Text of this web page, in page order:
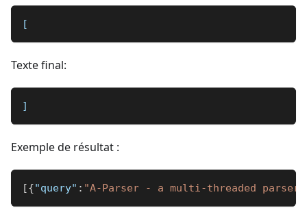
[
Texte final:
]
Exemple de résultat :
[{"query" : "A-Parser - a multi-threaded